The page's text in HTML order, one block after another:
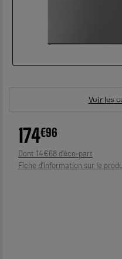
Voir les
174€96
Dont 14€68
Fiche d'information sur le